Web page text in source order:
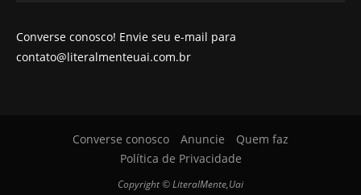
Converse conosco! Envie seu e-mail para
contato@literalmenteuai.com.br
Converse conosco Anuncie
Quem faz
Política de Privacidade
Copyright © LiteralMente,Uai